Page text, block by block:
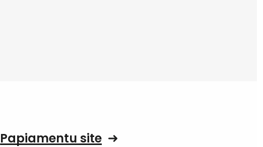
Papiamentu site